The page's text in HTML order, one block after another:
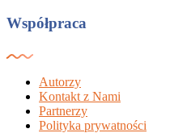
Współpraca
Autorzy
Kontakt z Nami
Partnerzy
Polityka prywatności